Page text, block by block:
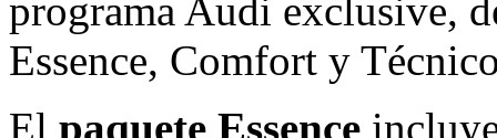
programa Audi exclusive,
Essence, Comfort y
El paquete Essence